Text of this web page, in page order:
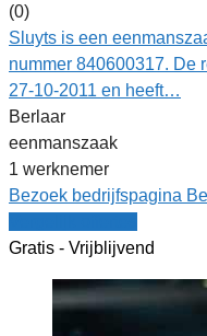
(0)
Sluyts is een
nummer 840600317. De
27-10-2011 en heeft…
Berlaar
eenmanszaak
1 werknemer
Bezoek bedrijfspagina
Gratis - Vrijblijvend